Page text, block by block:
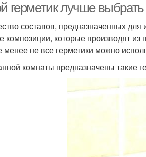
герметик лучше
составов, предназначенных для
композиции, которые производят
менее не все герметики можно
комнаты предназначены такие